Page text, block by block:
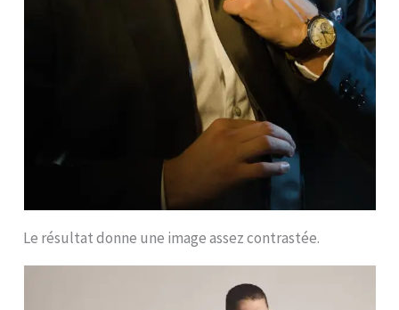
Le résultat donne une image assez contrastée.